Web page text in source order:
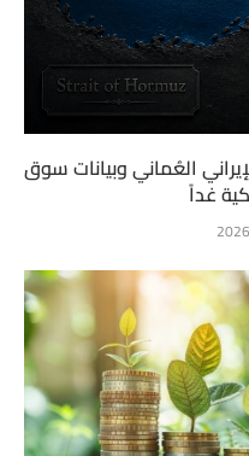
العُماني وبيانات سوق
غداً